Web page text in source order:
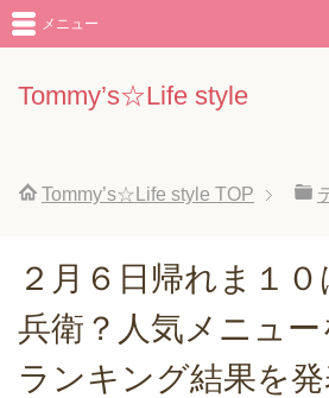
Tommy’s☆Life style
メニュー
Tommy’s☆Life style TOP
２月６日帰れま１
兵衛？人気メニュー
ランキング結果を発